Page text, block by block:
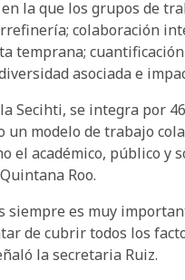
la que los grupos de
colaboración
temprana;
asociada e
Secihti, se integra por
un modelo de trabajo
el académico, público y
Roo.
siempre es muy
de cubrir todos los
la secretaria Ruiz.